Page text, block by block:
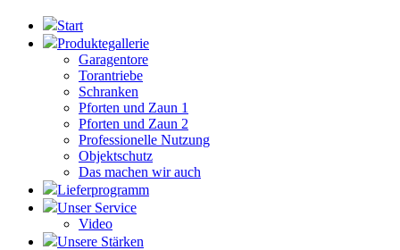
Start
Produktegallerie
Garagentore
Torantriebe
Schranken
Pforten und Zaun 1
Pforten und Zaun 2
Professionelle Nutzung
Objektschutz
Das machen wir auch
Lieferprogramm
Unser Service
Video
Unsere Stärken